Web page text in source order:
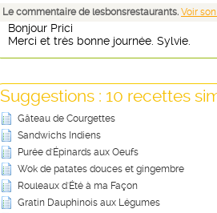
Le commentaire de lesbonsrestaurants. Voir
Bonjour Prici
Merci et très bonne journée. Sylvie.
Suggestions : 10 recettes
Gâteau de Courgettes
Sandwichs Indiens
Purée d'Épinards aux Oeufs
Wok de patates douces et gingembre
Rouleaux d'Été à ma Façon
Gratin Dauphinois aux Légumes